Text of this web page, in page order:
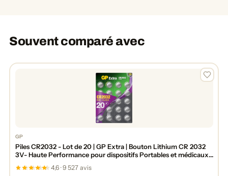
Souvent comparé avec
GP
Piles CR2032 - Lot de 20 | GP Extra | Bouton Lithium CR 2032
3V- Haute Performance pour dispositifs Portables et médicaux,
4,6 · 9 527 avis